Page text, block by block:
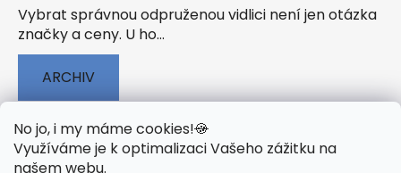
No jo, i my máme cookies!🍪
Využíváme je k optimalizaci Vašeho zážitku na
našem webu.
Vybrat správnou odpruženou vidlici není jen otázka
značky a ceny. U ho...
ARCHIV